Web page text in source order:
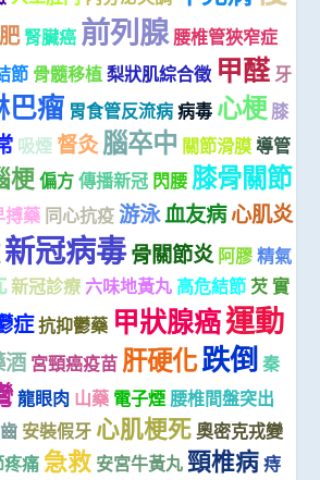
腎臟癌 前列腺 腰椎管狹窄症
節 骨髓移植 梨狀肌綜合徵 甲醛 牙
巴瘤 胃食管反流病 病毒 心梗 膝
吸煙 督灸腦卒中 關節滑膜 導管
梗 偏方 傳播新冠 閃腰 膝骨關節
搏藥 同心抗疫 游泳血友病心肌炎
新冠病毒骨關節炎 阿膠 精氣
新冠診療 六味地黃丸 高危結節 芡 實
症抗抑鬱藥 甲狀腺癌運動
酒 宮頸癌疫苗 肝硬化跌倒 秦
龍眼肉 山藥 電子煙 腰椎間盤突出
安裝假牙 心肌梗死 奧密克戎變
疼痛 急救 安宮牛黃丸 頸椎病 痔